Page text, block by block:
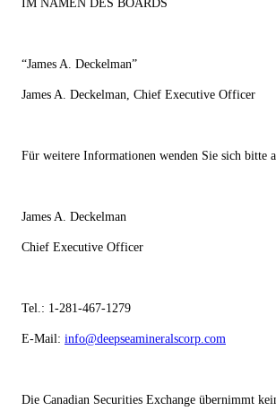
IM NAMEN DES BOARDS
“James A. Deckelman”
James A. Deckelman , Chief Executive Officer
Für weitere Informationen wenden Sie sich bitte
James A. Deckelman
Chief Executive Officer
Tel.: 1-281-467-1279
E-Mail: info@deepseamineralscorp.com
Die Canadian Securities Exchange übernimmt